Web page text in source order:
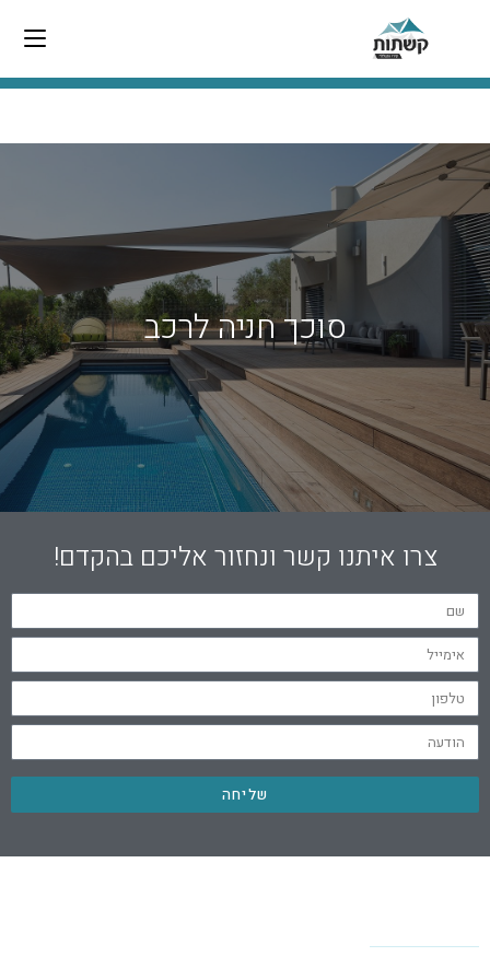
סוכך חניה לרכב
צרו איתנו קשר ונחזור אליכם בהקדם!
שליחה